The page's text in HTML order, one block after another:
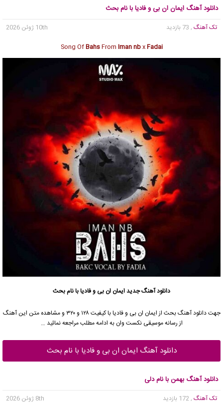
دانلود آهنگ ایمان ان بی و فادیا با نام بحث
تک آهنگ , 73 بازدید
10th ژوئن 2026
Song OfBahsFrom Iman nbxFadai
دانلود آهنگ جدیدایمان ان بی و فادیا با نام بحث
جهت دانلود آهنگ بحث از ایمان ان بی و فادیا با کیفیت ۱۲۸ و ۳۲۰ و مشاهده متن این آهنگ
از رسانه موسیقی نکست وان به ادامه مطلب مراجعه نمائید …
دانلود آهنگ ایمان ان بی و فادیا با نام بحث
دانلود آهنگ بهمن با نام دلی
تک آهنگ , 172 بازدید
8th ژوئن 2026